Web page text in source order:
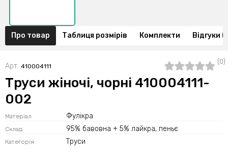
Про товар Таблиця розмірів Комплекти Відгуки
Арт. 410004111
(0)
Труси жіночі, чорні 410004111-
002
Матеріал Фулікра
Склад 95% бавовна + 5% лайкра, пеньє
Категорія: Труси